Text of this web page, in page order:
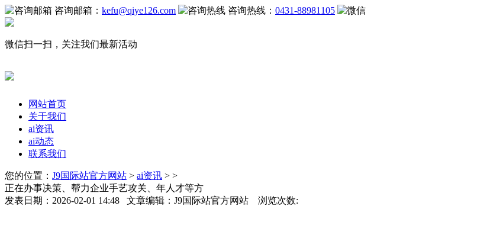
咨询邮箱： kefu@qiye126.com 咨询热线： 0431-88981105
微信扫一扫，关注我们最新活动
网站首页
关于我们
ai资讯
ai动态
联系我们
您的位置： J9国际站官方网站 > ai资讯 > >
正在办事决策、帮力企业手艺攻关、年人才等方
发表日期：2026-02-01 14:48 文章编辑：J9国际站官方网站 浏览次数: